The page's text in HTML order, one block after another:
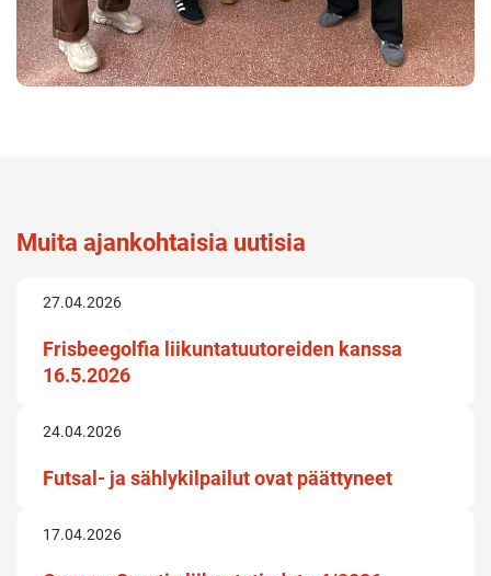
Muita ajankohtaisia uutisia
27.04.2026
Frisbeegolfia liikuntatuutoreiden kanssa
16.5.2026
24.04.2026
Futsal- ja sählykilpailut ovat päättyneet
17.04.2026